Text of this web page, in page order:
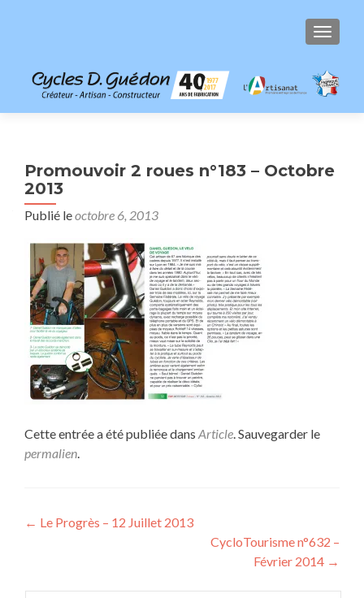
Promouvoir 2 roues n°183 – Octobre
2013
Publié leoctobre 6, 2013
Cette entrée a été publiée dans Article. Sauvegarder le
permalien.
Navigation
l’article
← Le Progrès – 12 Juillet 2013
CycloTourisme n°632 –
Février 2014 →